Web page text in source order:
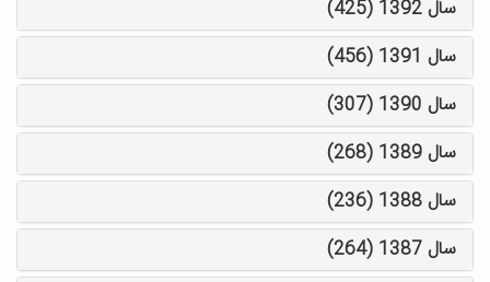
سال 1392 (425)
سال 1391 (456)
سال 1390 (307)
سال 1389 (268)
سال 1388 (236)
سال 1387 (264)